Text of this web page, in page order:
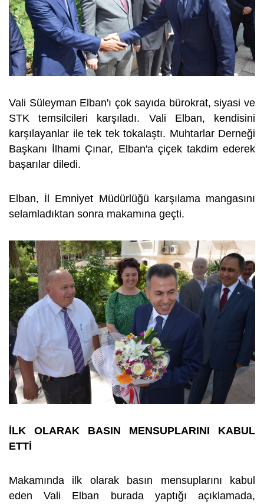
Vali Süleyman Elban'ı çok sayıda bürokrat, siyasi ve
STK temsilcileri karşıladı. Vali Elban, kendisini
karşılayanlar ile tek tek tokalaştı. Muhtarlar Derneği
Başkanı İlhami Çınar, Elban'a çiçek takdim ederek
başarılar diledi.
Elban, İl Emniyet Müdürlüğü karşılama mangasını
selamladıktan sonra makamına geçti.
İLK OLARAK BASIN MENSUPLARINI KABUL
ETTİ
Makamında ilk olarak basın mensuplarını kabul
eden Vali Elban burada yaptığı açıklamada,